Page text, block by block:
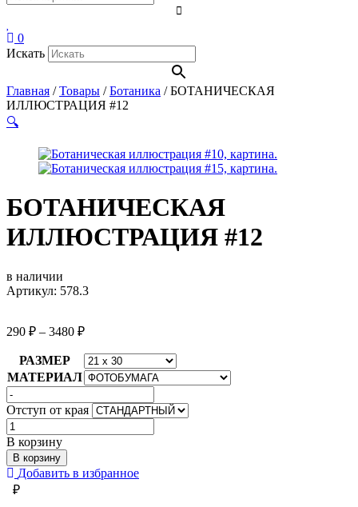
0
Искать
Главная /Товары /Ботаника /БОТАНИЧЕСКАЯ
ИЛЛЮСТРАЦИЯ #12
🔍
БОТАНИЧЕСКАЯ
ИЛЛЮСТРАЦИЯ #12
в наличии
Артикул: 578.3
290 ₽ – 3480 ₽
РАЗМЕР
МАТЕРИАЛ
Отступ от края
Количество
товара
БОТАНИЧЕСКАЯ
ИЛЛЮСТРАЦИЯ
#12
В корзину
В корзину
Добавить в избранное
₽